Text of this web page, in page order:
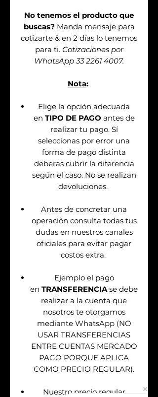
No tenemos el producto que
buscas? Manda mensaje para
cotizarte & en 2 días lo tenemos
para ti. Cotizaciones por
WhatsApp 33 2261 4007.
Nota:
Elige la opción adecuada
en TIPO DE PAGO antes de
realizar tu pago. Sí
seleccionas por error una
forma de pago distinta
deberas cubrir la diferencia
según el caso. No se realizan
devoluciones.
Antes de concretar una
operación consulta todas tus
dudas en nuestros canales
oficiales para evitar pagar
costos extra.
Ejemplo el pago
en TRANSFERENCIAse debe
realizar a la cuenta que
nosotros te otorgamos
mediante WhatsApp (NO
USAR TRANSFERENCIAS
ENTRE CUENTAS MERCADO
PAGO PORQUE APLICA
COMO PRECIO REGULAR).
Nuestro precio regular